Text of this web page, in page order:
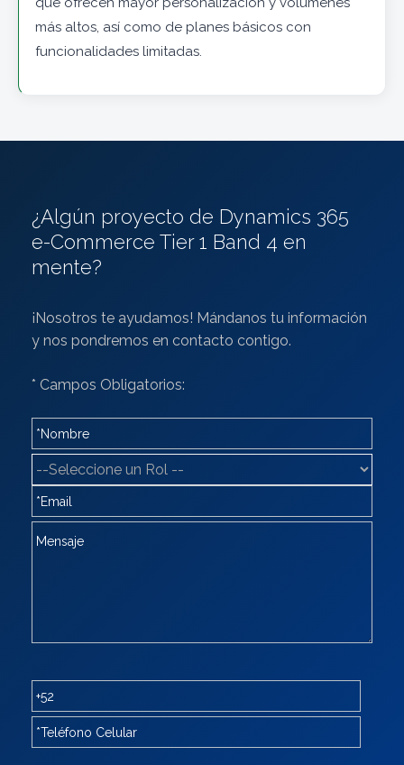
más altos, así como de planes básicos con
funcionalidades limitadas.
¿Algún proyecto de Dynamics 365
e-Commerce Tier 1 Band 4 en
mente?
¡Nosotros te ayudamos! Mándanos tu información
y nos pondremos en contacto contigo.
* Campos Obligatorios: